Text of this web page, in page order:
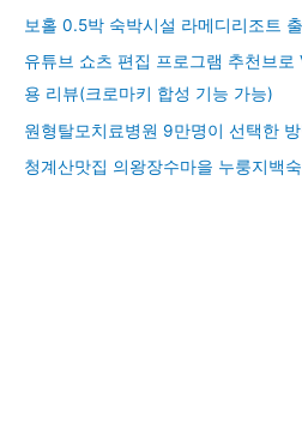
보홀 0.5박 숙박시설 라메디리조트
유튜브 쇼츠 편집 프로그램 추천브로
용 리뷰(크로마키 합성 기능 가능)
원형탈모치료병원 9만명이 선택한 방
청계산맛집 의왕장수마을 누룽지백숙